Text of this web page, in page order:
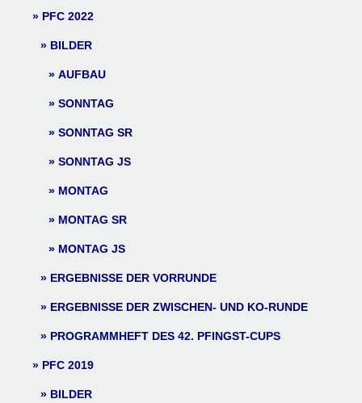
PFC 2022
BILDER
AUFBAU
SONNTAG
SONNTAG SR
SONNTAG JS
MONTAG
MONTAG SR
MONTAG JS
ERGEBNISSE DER VORRUNDE
ERGEBNISSE DER ZWISCHEN- UND KO-RUNDE
PROGRAMMHEFT DES 42. PFINGST-CUPS
PFC 2019
BILDER